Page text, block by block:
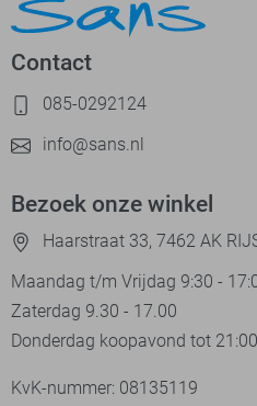
Contact
085-0292124
info@sans.nl
Bezoek onze winkel
Haarstraat 33, 7462 AK
Maandag t/m Vrijdag 9:30 -
Zaterdag 9.30 - 17.00
Donderdag koopavond tot 21:00
KvK-nummer: 08135119